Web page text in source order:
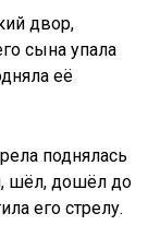
двор,
сына упала
её
поднялась
шёл, дошёл до
его стрелу.